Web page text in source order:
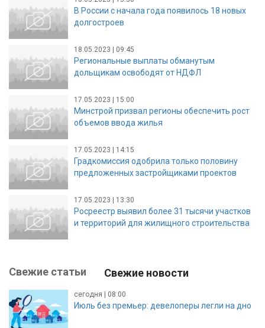
В России с начала года появилось 18 новых
долгостроев
18.05.2023 | 09:45
Региональные выплаты обманутым
дольщикам освободят от НДФЛ
17.05.2023 | 15:00
Минстрой призвал регионы обеспечить рост
объемов ввода жилья
17.05.2023 | 14:15
Градкомиссия одобрила только половину
предложенных застройщиками проектов
17.05.2023 | 13:30
Росреестр выявил более 31 тысячи участков
и территорий для жилищного строительства
Свежие статьи Свежие новости
сегодня | 08:00
Июль без премьер: девелоперы легли на дно